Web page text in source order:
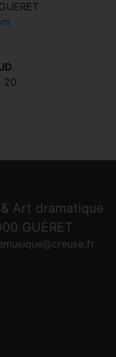
20
Art dramatique
GUÉRET